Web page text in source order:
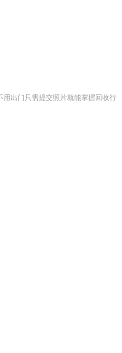
出门只需提交照片就能掌握回收行